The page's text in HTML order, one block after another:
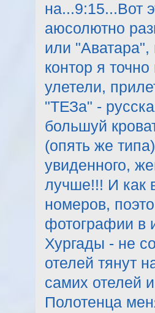
на...9:15...Вот
аюсолютно
или "Аватара",
контор я
улетели,
"ТЕЗа" -
большуй
(опять же
увиденного,
лучше!!! И как
номеров,
фотографии в
Хургады - не
отелей тянут
самих отелей
Полотенца